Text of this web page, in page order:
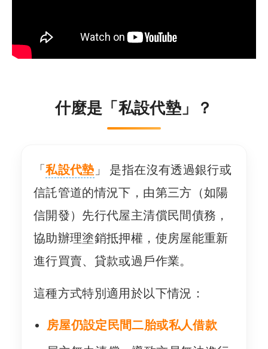
什麼是「私設代墊」？
「私設代墊 」 是指在沒有透過銀行或
信託管道的情況下，由第三方（如陽
信開發）先行代屋主清償民間債務，
協助辦理塗銷抵押權，使房屋能重新
進行買賣、貸款或過戶作業。
這種方式特別適用於以下情況：
房屋仍設定民間二胎或私人借款